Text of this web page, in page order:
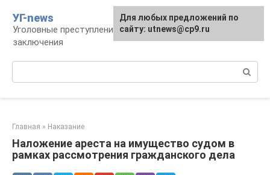
контенту
УГ-news
Уголовные преступления, наказания, места
заключения
Главная » Наказание
Наложение ареста на имущество судом в
рамках рассмотрения гражданского дела
Для любых предложений по
сайту: utnews@cp9.ru